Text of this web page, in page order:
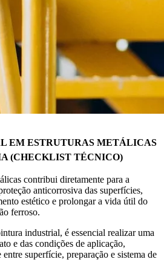
EM ESTRUTURAS METÁLICAS
(CHECKLIST TÉCNICO)
contribui diretamente para a
anticorrosiva das superfícies,
estético e prolongar a vida útil do
ferroso.
industrial, é essencial realizar uma
e das condições de aplicação,
superfície, preparação e sistema de